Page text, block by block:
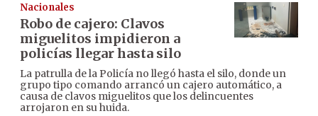
Nacionales
Robo de cajero: Clavos
miguelitos impidieron a
policías llegar hasta silo
La patrulla de la Policía no llegó hasta el silo, donde un
grupo tipo comando arrancó un cajero automático, a
causa de clavos miguelitos que los delincuentes
arrojaron en su huida.